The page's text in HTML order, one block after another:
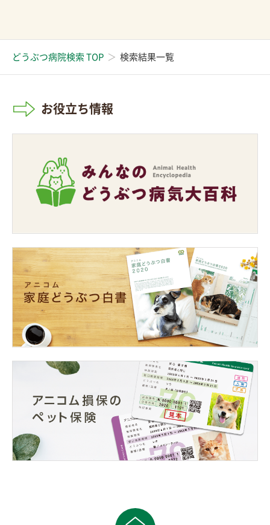
どうぶつ病院検索 TOP 検索結果一覧
お役立ち情報